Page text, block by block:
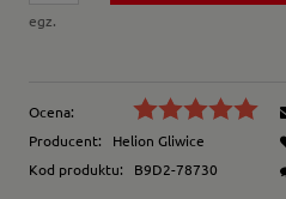
egz.
Ocena:
Producent:
Helion Gliwice
Kod produktu:
B9D2-78730